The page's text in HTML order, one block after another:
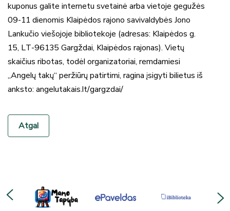
kuponus galite internetu svetainė arba vietoje gegužės
09-11 dienomis Klaipėdos rajono savivaldybės Jono
Lankučio viešojoje bibliotekoje (adresas: Klaipėdos g.
15, LT-96135 Gargždai, Klaipėdos rajonas). Vietų
skaičius ribotas, todėl organizatoriai, remdamiesi
„Angelų takų“ peržiūrų patirtimi, ragina įsigyti bilietus iš
anksto: angelutakais.lt/gargzdai/
Atgal